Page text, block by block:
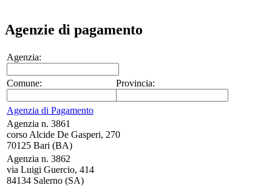
Agenzie di pagamento
Agenzia:
Comune: Provincia:
Agenzia di Pagamento
Agenzia n. 3861
corso Alcide De Gasperi, 270
70125 Bari (BA)
Agenzia n. 3862
via Luigi Guercio, 414
84134 Salerno (SA)